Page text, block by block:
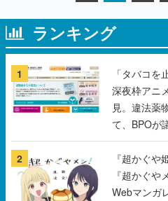
ランキング
1
「タバコを
深夜枠アニ
見。違法薬
て、BPOが
2
『超かぐや
『超かぐ
Webマンガ